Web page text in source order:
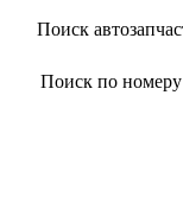
Поиск
Поиск по